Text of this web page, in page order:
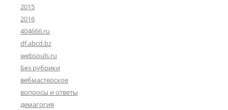
2015
2016
404666.ru
df.abcd.bz
websouls.ru
Без рубрики
вебмастерское
вопросы и ответы
демагогия